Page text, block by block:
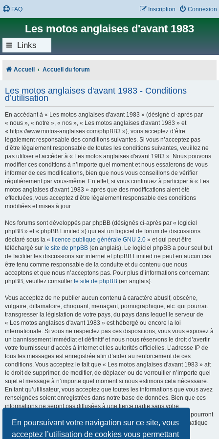
En poursuivant votre navigation sur ce site, vous
acceptez l’utilisation de cookies vous permettant
FAQ Connexion
Inscription
Les motos anglaises d'avant 1983
Links
Accueil Accueil du forum
Les motos anglaises d'avant 1983 - Conditions
d’utilisation
En accédant à « Les motos anglaises d'avant 1983 » (désigné ci-après par
« nous », « notre », « nos », « Les motos anglaises d'avant 1983 » et
« https://www.motos-anglaises.com/phpBB3 »), vous acceptez d’être
légalement responsable des conditions suivantes. Si vous n’acceptez pas
d’être légalement responsable de toutes les conditions suivantes, veuillez ne
pas utiliser et accéder à « Les motos anglaises d'avant 1983 ». Nous pouvons
modifier ces conditions à n’importe quel moment et nous essaierons de vous
informer de ces modifications, bien que nous vous conseillons de vérifier
régulièrement par vous-même. En effet, si vous continuez à participer à « Les
motos anglaises d'avant 1983 » après que des modifications aient été
effectuées, vous acceptez d’être légalement responsable des conditions
modifiées et mises à jour.
Nos forums sont développés par phpBB (désignés ci-après par « logiciel
phpBB » et « phpBB Limited ») qui est un logiciel de forum de discussions
déclaré sous la « licence publique générale GNU 2.0 » et qui peut être
téléchargé sur le site de phpBB (en anglais). Le logiciel phpBB a pour seul but
de faciliter les discussions sur internet et phpBB Limited ne peut en aucun cas
être tenu comme responsable de la conduite et du contenu que nous
acceptons et que nous n’acceptons pas. Pour plus d’informations concernant
phpBB, veuillez consulter le site de phpBB (en anglais).
Vous acceptez de ne publier aucun contenu à caractère abusif, obscène,
vulgaire, diffamatoire, choquant, menaçant, pornographique, etc. qui pourrait
transgresser la législation de votre pays, du pays dans lequel le serveur de
« Les motos anglaises d'avant 1983 » est hébergé ou encore la loi
internationale. Si vous ne respectez pas ces dispositions, vous vous exposez à
un bannissement immédiat et définitif et nous nous réservons le droit d’avertir
votre fournisseur d’accès à internet et les autorités officielles. L’adresse IP de
tous les messages est enregistrée afin d’aider au renforcement de ces
conditions. Vous acceptez le fait que « Les motos anglaises d'avant 1983 » ait
le droit de supprimer, de modifier, de déplacer ou de verrouiller n’importe quel
sujet et message à n’importe quel moment si nous estimons cela nécessaire.
En tant qu’utilisateur, vous acceptez que toutes les informations que vous avez
renseignées soient enregistrées dans notre base de données. Bien que ces
informations ne seront pas diffusées à une tierce partie sans votre
consentement, ni « Les motos anglaises d'avant 1983 », ni phpBB, ne pourront
être tenus comme responsables en cas de tentative de piratage informatique
visant à compromettre vos données.